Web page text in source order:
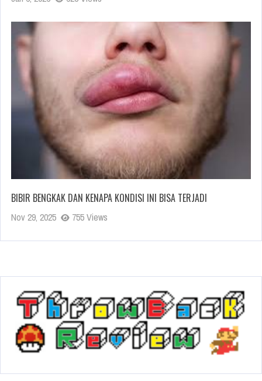
BIBIR BENGKAK DAN KENAPA KONDISI INI BISA TERJADI
Nov 29, 2025 755 Views